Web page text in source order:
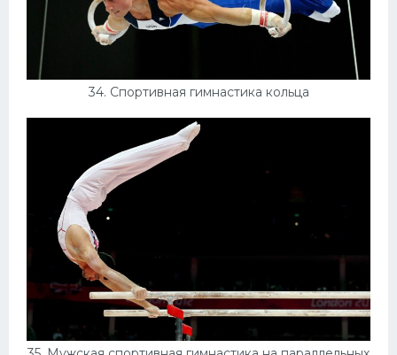
34. Спортивная гимнастика кольца